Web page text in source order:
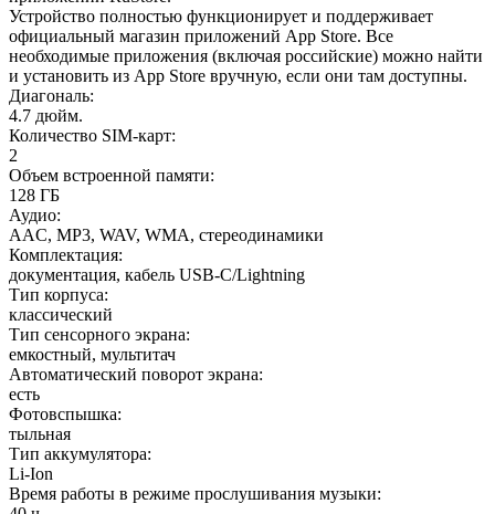
Устройство полностью функционирует и поддерживает
официальный магазин приложений App Store. Все
необходимые приложения (включая российские) можно найти
и установить из App Store вручную, если они там доступны.
Диагональ:
4.7 дюйм.
Количество SIM-карт:
2
Объем встроенной памяти:
128 ГБ
Аудио:
AAC, MP3, WAV, WMA, стереодинамики
Комплектация:
документация, кабель USB‑C/Lightning
Тип корпуса:
классический
Тип сенсорного экрана:
емкостный, мультитач
Автоматический поворот экрана:
есть
Фотовспышка:
тыльная
Тип аккумулятора:
Li-Ion
Время работы в режиме прослушивания музыки: